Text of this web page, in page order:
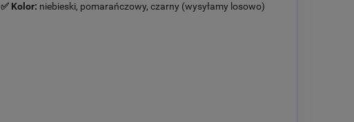
✅ Kolor: niebieski, pomarańczowy, czarny (wysyłamy losowo)